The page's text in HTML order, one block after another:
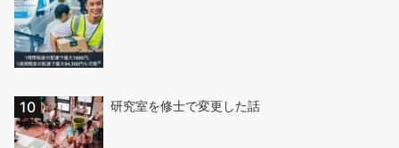
研究室を修士で変更した話